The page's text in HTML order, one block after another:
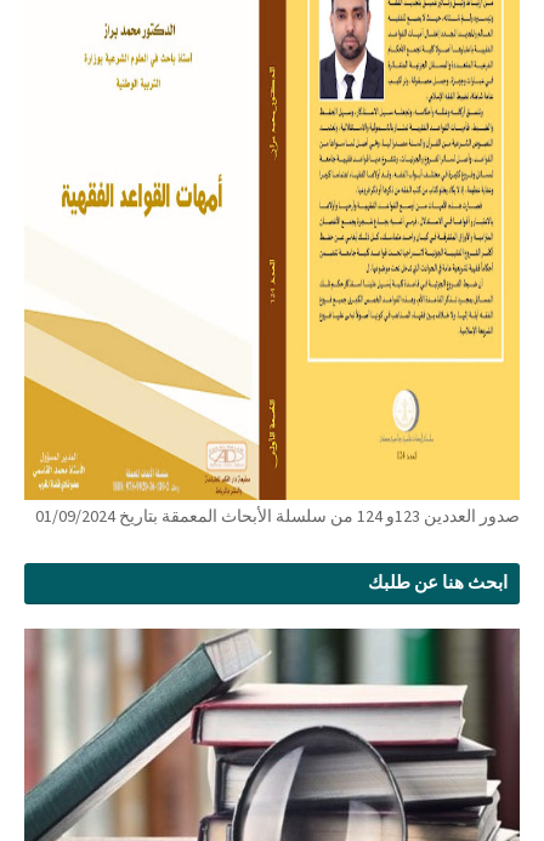
صدور العددين 123و 124 من سلسلة الأبحاث المعمقة بتاريخ 01/09/2024
ابحث هنا عن طلبك